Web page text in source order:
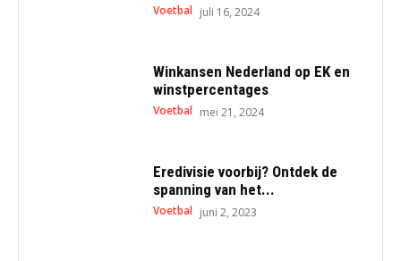
Voetbal juli 16, 2024
Winkansen Nederland op EK en
winstpercentages
Voetbal mei 21, 2024
Eredivisie voorbij? Ontdek de
spanning van het...
Voetbal juni 2, 2023